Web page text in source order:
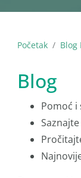
Početak Blog
Blog
Pomoć